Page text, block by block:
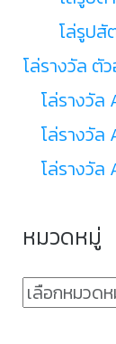
โล่รูปสั
โล่รางวัล ตั
โล่รางวัล
โล่รางวัล
โล่รางวัล
หมวดหมู่
หมวด